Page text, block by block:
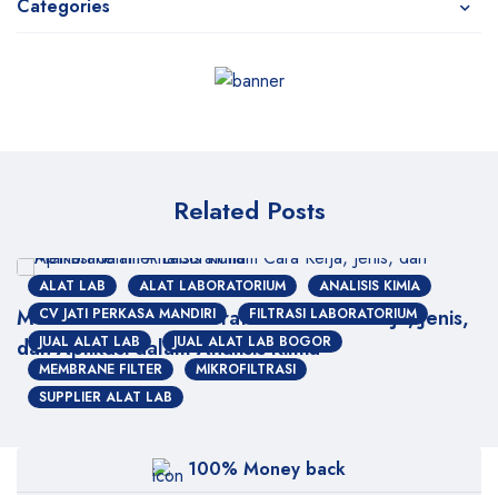
Categories
Related Posts
ALAT LAB ALAT LABORATORIUM
ANALISIS KIMIA
CV JATI PERKASA MANDIRI
FILTRASI LABORATORIUM
JUAL ALAT LAB
JUAL ALAT LAB BOGOR
MEMBRANE FILTER
MIKROFILTRASI
SUPPLIER ALAT LAB
Membrane Filter Laboratorium: Cara Kerja, Jenis,
dan Aplikasi dalam Analisis Kimia
100% Money back